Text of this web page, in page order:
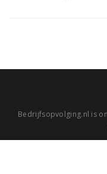
Bedrijfsopvolging.nl is